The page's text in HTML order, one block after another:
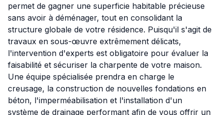
permet de gagner une superficie habitable précieuse
sans avoir à déménager, tout en consolidant la
structure globale de votre résidence. Puisqu'il s'agit de
travaux en sous-œuvre extrêmement délicats,
l'intervention d'experts est obligatoire pour évaluer la
faisabilité et sécuriser la charpente de votre maison.
Une équipe spécialisée prendra en charge le
creusage, la construction de nouvelles fondations en
béton, l'imperméabilisation et l'installation d'un
système de drainage performant afin de vous offrir un